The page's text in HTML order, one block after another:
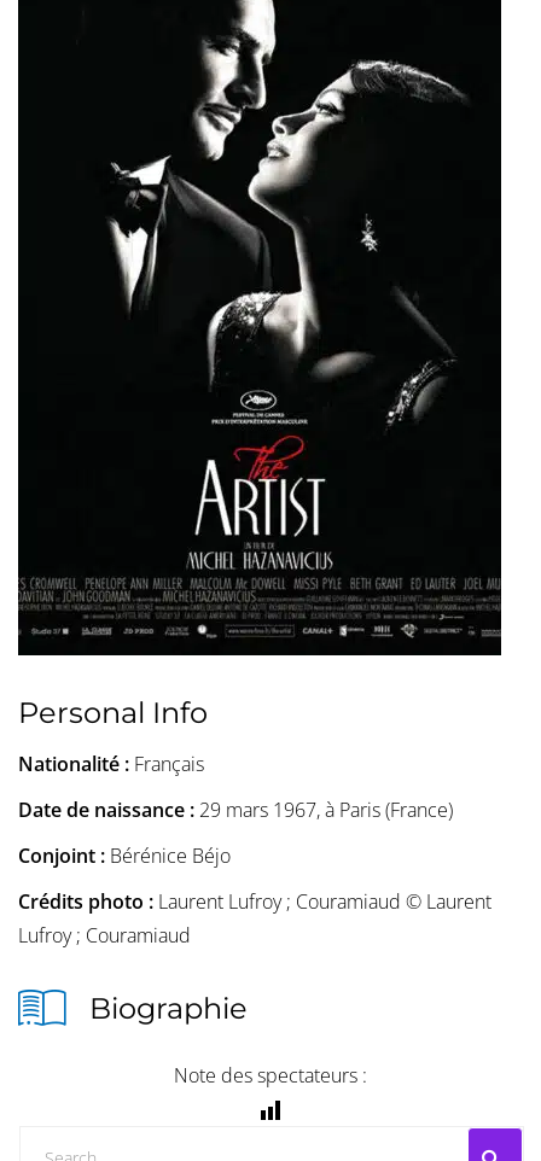
Personal Info
Nationalité : Français
Date de naissance : 29 mars 1967, à Paris (France)
Conjoint : Bérénice Béjo
Crédits photo : Laurent Lufroy ; Couramiaud © Laurent
Lufroy ; Couramiaud
Biographie
Note des spectateurs :